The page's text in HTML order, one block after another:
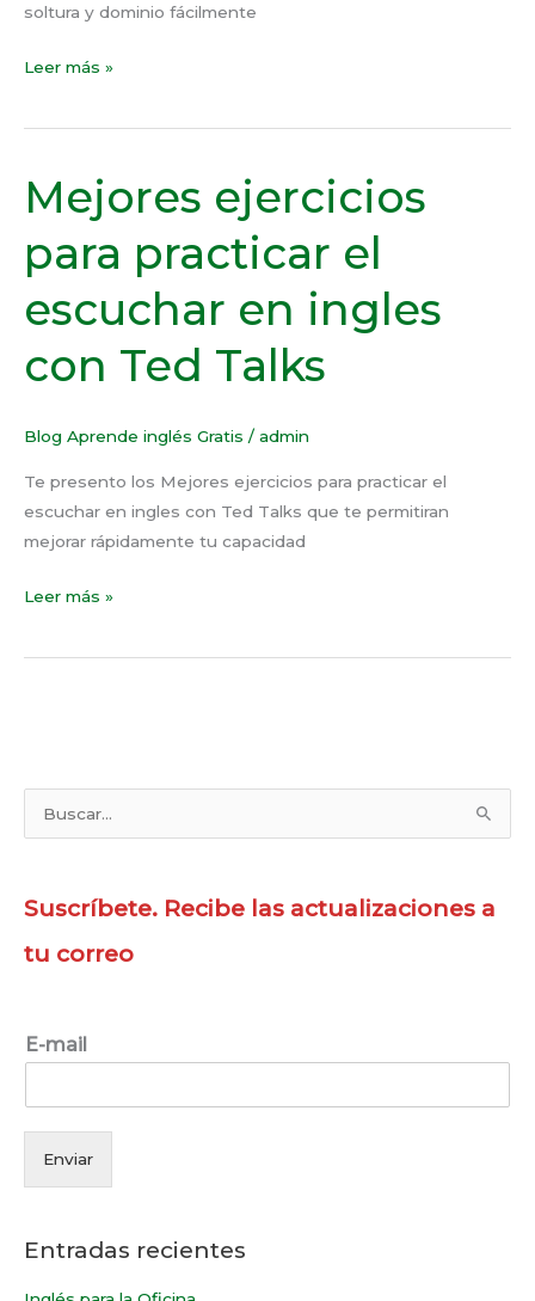
soltura y dominio fácilmente
Leer más »
Mejores ejercicios
para practicar el
escuchar en ingles
con Ted Talks
Blog Aprende inglés Gratis / admin
Te presento los Mejores ejercicios para practicar el
escuchar en ingles con Ted Talks que te permitiran
mejorar rápidamente tu capacidad
Mejores
ejercicios
para
practicar
el
en
Ted
Talks
Leer más »
c
a
o
:
Suscríbete. Recibe las actualizaciones a
tu correo
E-mail
Enviar
Entradas recientes